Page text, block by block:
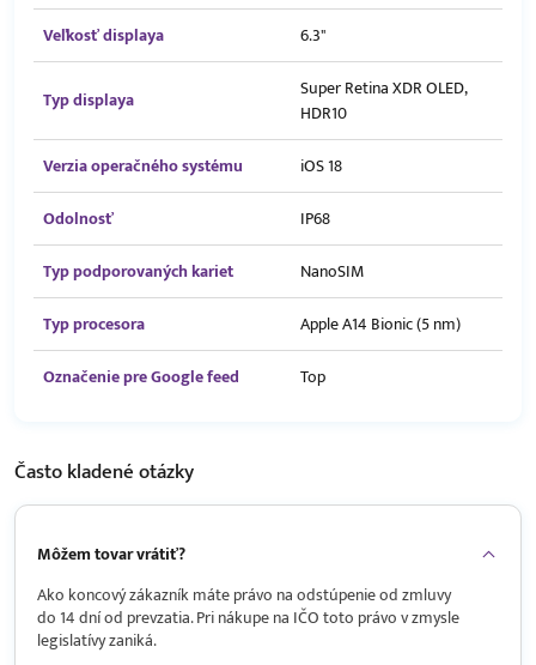
Veľkosť displaya
6.3"
Typ displaya
Super Retina XDR OLED,
HDR10
Verzia operačného systému
iOS 18
Odolnosť
IP68
Typ podporovaných kariet
NanoSIM
Typ procesora
Apple A14 Bionic (5 nm)
Označenie pre Google feed
Top
Často kladenéotázky
Môžem tovar vrátiť?
Ako koncový zákazník máte právo na odstúpenie od zmluvy
do 14 dní od prevzatia. Pri nákupe na IČO toto právo v zmysle
legislatívy zaniká.